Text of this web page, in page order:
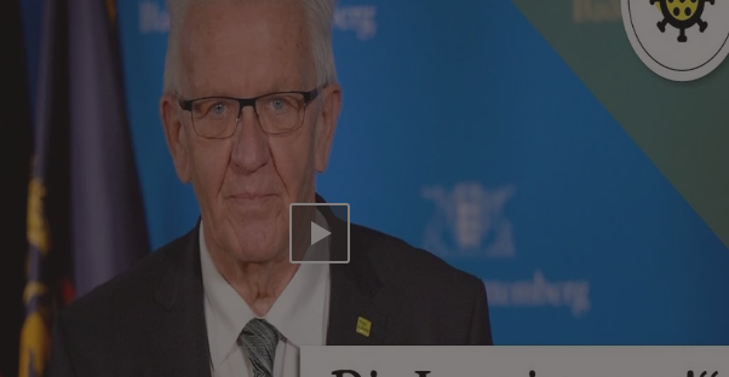
Video abspielen